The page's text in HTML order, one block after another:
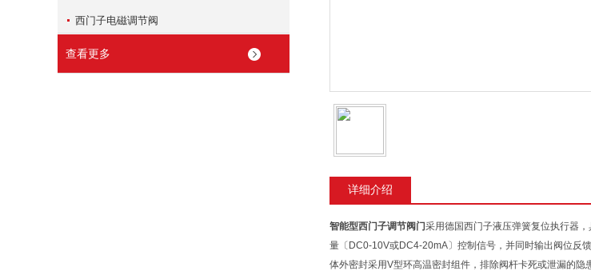
西门子电磁调节阀
查看更多
详细介绍
智能型西门子调节阀门采用德国西门子液压弹簧复位执行器
量〔DC0-10V或DC4-20mA〕控制信号，并同时输出阀位反
体外密封采用V型环高温密封组件，排除阀杆卡死或泄漏的